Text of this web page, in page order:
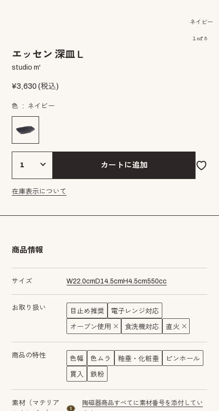
ネイビー
1of 5
エッセン 深皿Ｌ
studio m'
¥3,630(税込)
色 ネイビー
カートに追加
在庫表示について
商品情報
サイズ W22.0cm D14.5cm H 4.5cm550cc
お取り扱い 目止め推奨 電子レンジ対応
オーブン使用 食洗機対応 直火
商品の特性 色幅 色ムラ 釉垂・化粧垂 ピンホール
貫入 鉄粉
素材（マテリア
material number1
陶磁器商品すべてに素材番号を添付してい